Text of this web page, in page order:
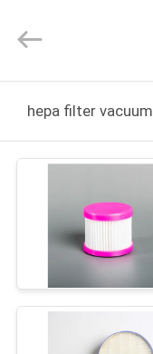
HAUS
PRODUKTE
ÜBER
FABRIK-
AUSFLUG
Rights
by
hepa filter